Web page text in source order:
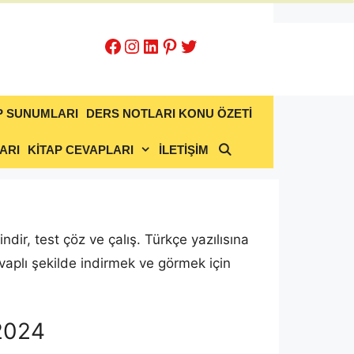
Facebook
Instagram
LinkedIn
Pinterest
Twitter
SUNUMLARI DERS NOTLARI KONU ÖZETİ
KİTAP CEVAPLARI İLETİŞİM
indir, test çöz ve çalış. Türkçe yazılısına
şekilde indirmek ve görmek için